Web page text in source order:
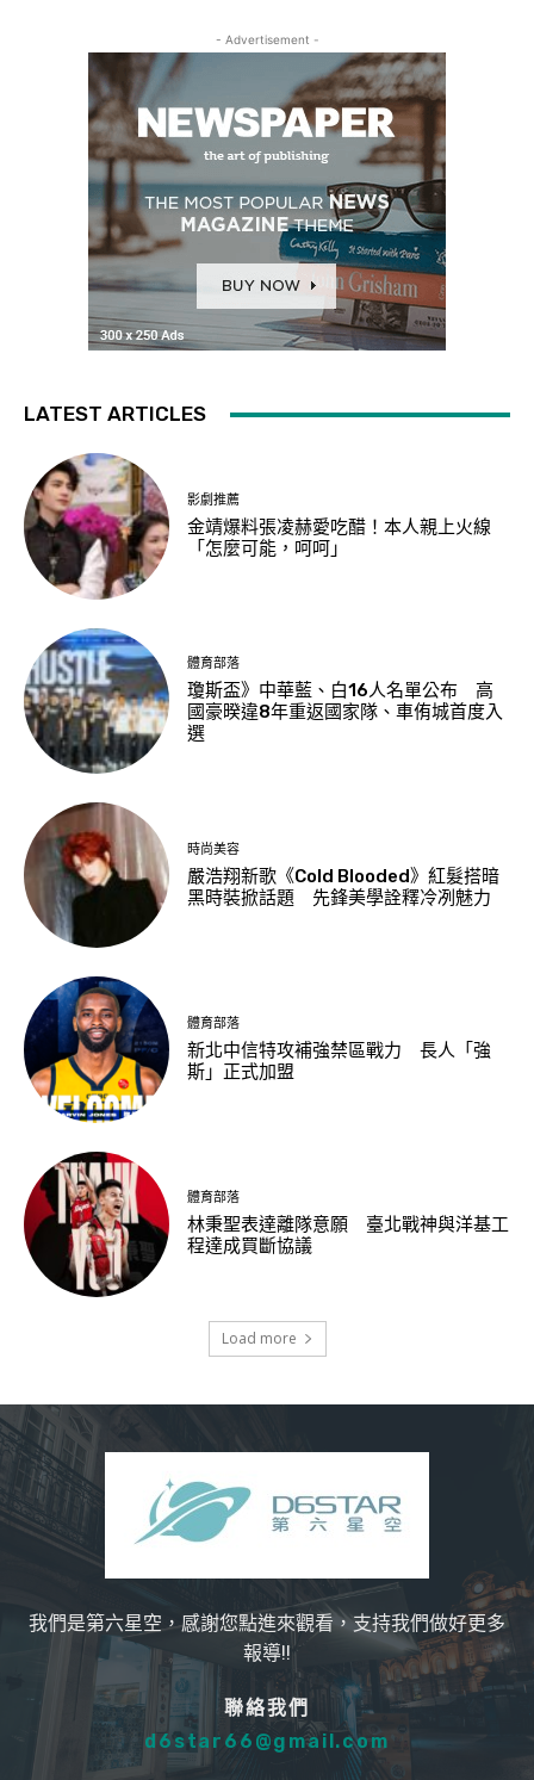
- Advertisement -
LATEST ARTICLES
影劇推薦
金靖爆料張凌赫愛吃醋！本人親上火線
「怎麼可能，呵呵」
體育部落
瓊斯盃》中華藍、白16人名單公布 高
國豪暌違8年重返國家隊、車侑城首度入
選
時尚美容
嚴浩翔新歌《Cold Blooded》紅髮搭暗
黑時裝掀話題 先鋒美學詮釋冷冽魅力
體育部落
新北中信特攻補強禁區戰力 長人「強
斯」正式加盟
體育部落
林秉聖表達離隊意願 臺北戰神與洋基工
程達成買斷協議
Load more
我們是第六星空，感謝您點進來觀看，支持我們做好更多
報導!!
聯絡我們
d6star66@gmail.com